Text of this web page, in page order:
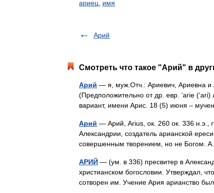
ариец
имя
Арий
Смотреть что такое "Арий" в
Арий — я, муж.Отч.: Ариевич, Ариевна и
(Предположительно от др. евр. ’arie
вариант, имени Арис. 18 (5) июня –
Арий — Арий, Arius, ок. 260 ок. 336 н.э.,
Александрии, создатель арианской
совершенным творением, но не Богом.
АРИЙ — (ум. в 336) пресвитер в
христианском богословии. Утверждал,
сотворен им. Учение Ария арианство